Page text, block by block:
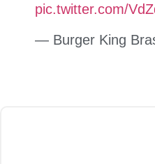
pic.twitter.com/
— Burger King